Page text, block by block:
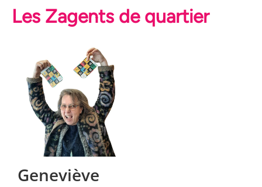
Les Zagents de quartier
Geneviève